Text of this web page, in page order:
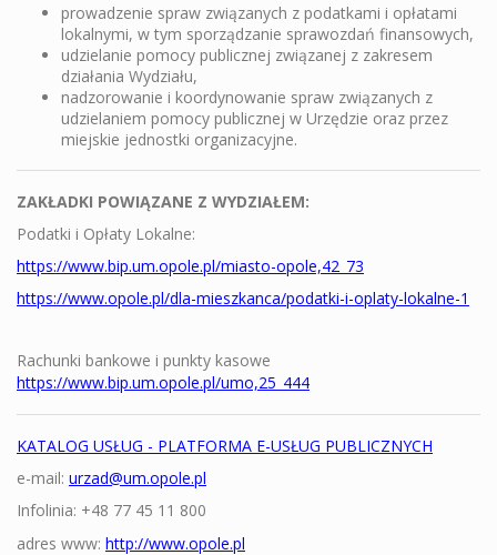
prowadzenie spraw związanych z podatkami i opłatami
lokalnymi, w tym sporządzanie sprawozdań finansowych,
udzielanie pomocy publicznej związanej z zakresem
działania Wydziału,
nadzorowanie i koordynowanie spraw związanych z
udzielaniem pomocy publicznej w Urzędzie oraz przez
miejskie jednostki organizacyjne.
ZAKŁADKI POWIĄZANE Z WYDZIAŁEM:
Podatki i Opłaty Lokalne:
https://www.bip.um.opole.pl/miasto-opole,42_73
https://www.opole.pl/dla-mieszkanca/podatki-i-oplaty-lokalne-1
Rachunki bankowe i punkty kasowe
https://www.bip.um.opole.pl/umo,25_444
KATALOG USŁUG - PLATFORMA E-USŁUG PUBLICZNYCH
e-mail: urzad@um.opole.pl
Infolinia: +48 77 45 11 800
adres www: http://www.opole.pl